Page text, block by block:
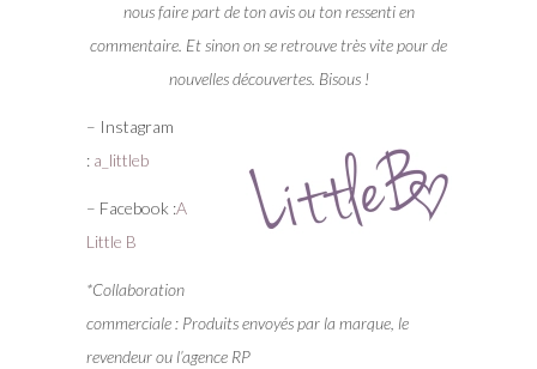
nous faire part de ton avis ou ton ressenti en
commentaire. Et sinon on se retrouve très vite pour de
nouvelles découvertes. Bisous !
– Instagram
: a_littleb
– Facebook :A
Little B
*Collaboration
commerciale : Produits envoyés par la marque, le
revendeur ou l’agence RP